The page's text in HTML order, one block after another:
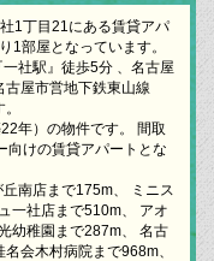
1丁目21にある賃貸アパ
1部屋となっています。
社駅』徒歩5分 、名古屋
屋市営地下鉄東山線
年）の物件です。 間取
向けの賃貸アパートとな
南店まで175m、 ミニス
一社店まで510m、 アオ
幼稚園まで287m、 名古
会木村病院まで968m、